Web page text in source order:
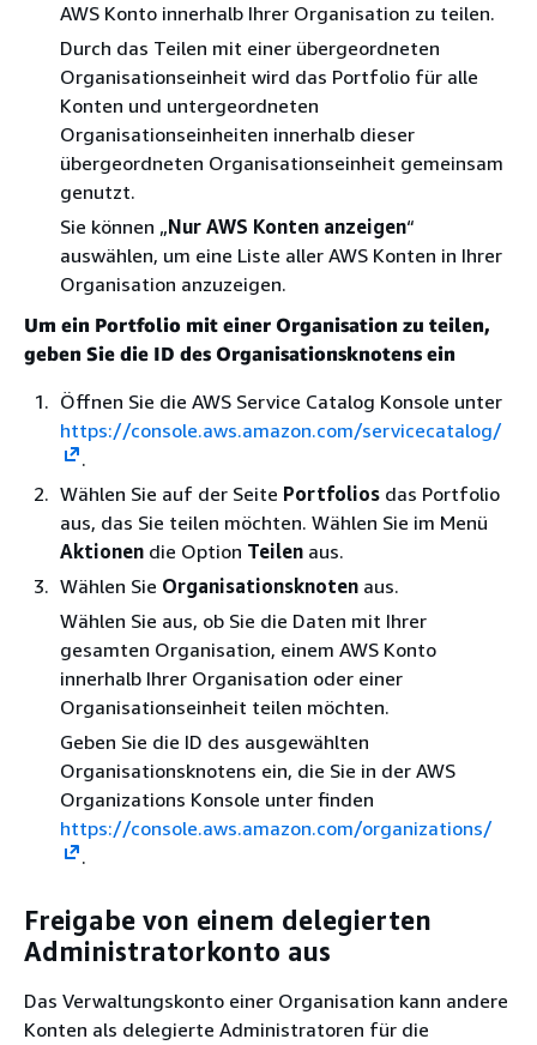
AWS Konto innerhalb Ihrer Organisation zu teilen.
Durch das Teilen mit einer übergeordneten
Organisationseinheit wird das Portfolio für alle
Konten und untergeordneten
Organisationseinheiten innerhalb dieser
übergeordneten Organisationseinheit gemeinsam
genutzt.
Sie können „Nur AWS Konten anzeigen“
auswählen, um eine Liste aller AWS Konten in Ihrer
Organisation anzuzeigen.
Um ein Portfolio mit einer Organisation zu teilen,
geben Sie die ID des Organisationsknotens ein
Öffnen Sie die AWS Service Catalog Konsole unter
https://console.aws.amazon.com/servicecatalog/
.
Wählen Sie auf der Seite Portfolios das Portfolio
aus, das Sie teilen möchten. Wählen Sie im Menü
Aktionen die Option Teilen aus.
Wählen Sie Organisationsknoten aus.
Wählen Sie aus, ob Sie die Daten mit Ihrer
gesamten Organisation, einem AWS Konto
innerhalb Ihrer Organisation oder einer
Organisationseinheit teilen möchten.
Geben Sie die ID des ausgewählten
Organisationsknotens ein, die Sie in der AWS
Organizations Konsole unter finden
https://console.aws.amazon.com/organizations/
.
Freigabe von einem delegierten
Administratorkonto aus
Das Verwaltungskonto einer Organisation kann andere
Konten als delegierte Administratoren für die